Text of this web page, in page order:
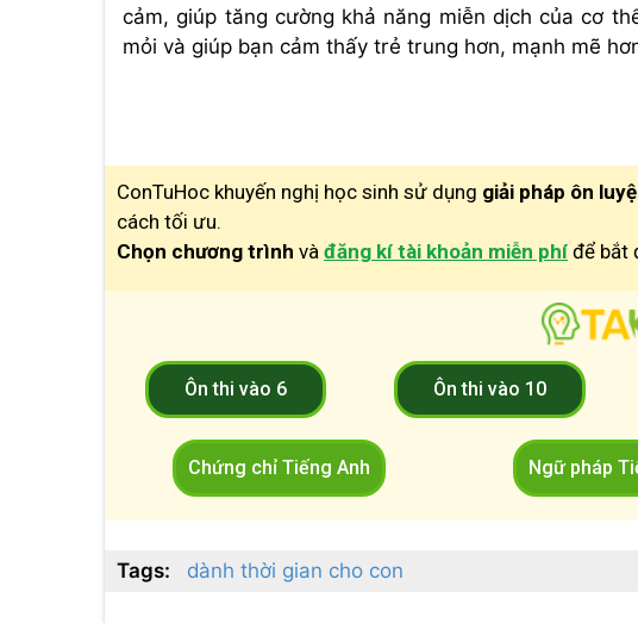
cảm, giúp tăng cường khả năng miễn dịch của cơ
mỏi và giúp bạn cảm thấy trẻ trung hơn, mạnh mẽ
ConTuHoc khuyến nghị học sinh sử dụng giải pháp ôn
cách tối ưu.
Chọn chương trình và đăng kí tài khoản miễn phí để bắt
Ôn thi vào 6 Ôn thi vào 10
Chứng chỉ Tiếng Anh Ngữ pháp
Tags: dành thời gian cho con